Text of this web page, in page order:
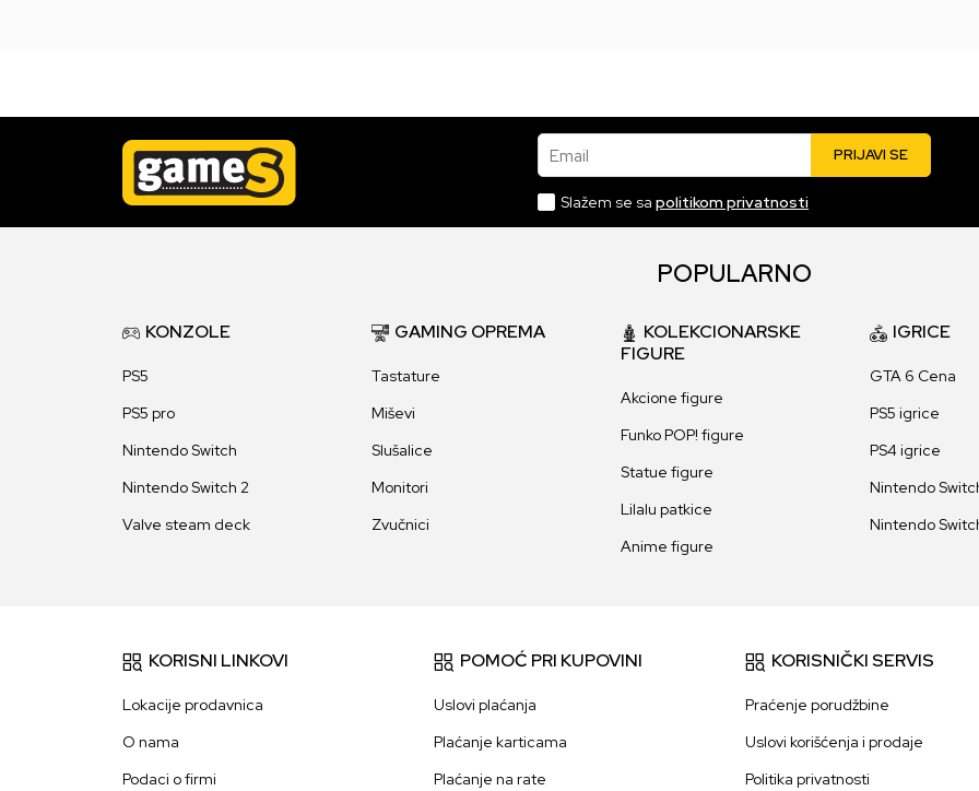
Email PRIJAVI SE
Slažem se sa politikom privatnosti
POPULARNO
KONZOLE
PS5
PS5 pro
Nintendo Switch
Nintendo Switch 2
Valve steam deck
GAMING OPREMA
Tastature
Miševi
Slušalice
Monitori
Zvučnici
KOLEKCIONARSKE
FIGURE
Akcione figure
Funko POP! figure
Statue figure
Lilalu patkice
Anime figure
IGRICE
GTA 6 Cena
PS5 igrice
PS4 igrice
Nintendo
Nintendo
KORISNI LINKOVI
Lokacije prodavnica
O nama
Podaci o firmi
POMOĆ PRI KUPOVINI
Uslovi plaćanja
Plaćanje karticama
Plaćanje na rate
KORISNIČKI SERVIS
Praćenje porudžbine
Uslovi korišćenja i prodaje
Politika privatnosti